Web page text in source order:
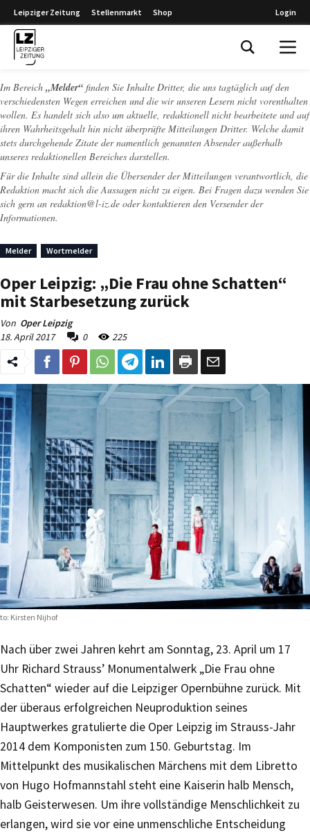
Leipziger Zeitung Stellenmarkt Shop Login
Im Bereich „Melder“ finden Sie Inhalte Dritter, die uns tagtäglich auf den
verschiedensten Wegen erreichen und die wir unseren Lesern nicht vorenthalten
wollen. Es handelt sich also um aktuelle, redaktionell nicht bearbeitete und auf
ihren Wahrheitsgehalt hin nicht überprüfte Mitteilungen Dritter. Welche damit
stets durchgehende Zitate der namentlich genannten Absender außerhalb
unseres redaktionellen Bereiches darstellen.
Für die Inhalte sind allein die Übersender der Mitteilungen verantwortlich, die
Redaktion macht sich die Aussagen nicht zu eigen. Bei Fragen dazu wenden Sie
sich gern an redaktion@l-iz.de oder kontaktieren den Versender der
Informationen.
Melder Wortmelder
Oper Leipzig: „Die Frau ohne Schatten“
mit Starbesetzung zurück
Von Oper Leipzig
18. April 2017
0 225
Kirsten Nijhof
Nach über zwei Jahren kehrt am Sonntag, 23. April um 17
Uhr Richard Strauss’ Monumentalwerk „Die Frau ohne
Schatten“ wieder auf die Leipziger Opernbühne zurück. Mit
der überaus erfolgreichen Neuproduktion seines
Hauptwerkes gratulierte die Oper Leipzig im Strauss-Jahr
2014 dem Komponisten zum 150. Geburtstag. Im
Mittelpunkt des musikalischen Märchens mit dem Libretto
von Hugo Hofmannstahl steht eine Kaiserin halb Mensch,
halb Geisterwesen. Um ihre vollständige Menschlichkeit zu
erlangen, wird sie vor eine unmenschliche Entscheidung